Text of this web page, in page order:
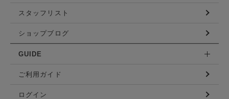
スタッフリスト
ショップブログ
GUIDE
ご利用ガイド
ログイン